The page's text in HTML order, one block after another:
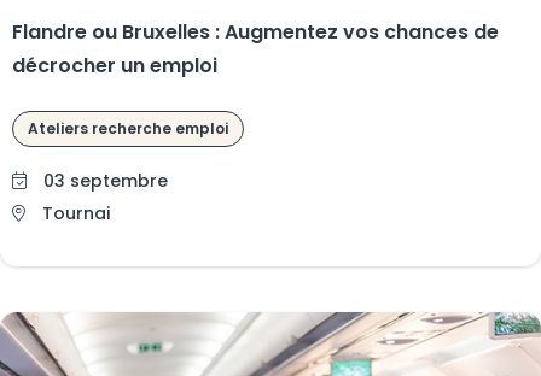
Flandre ou Bruxelles : Augmentez vos chances de
décrocher un emploi
Ateliers recherche emploi
03 septembre
Tournai